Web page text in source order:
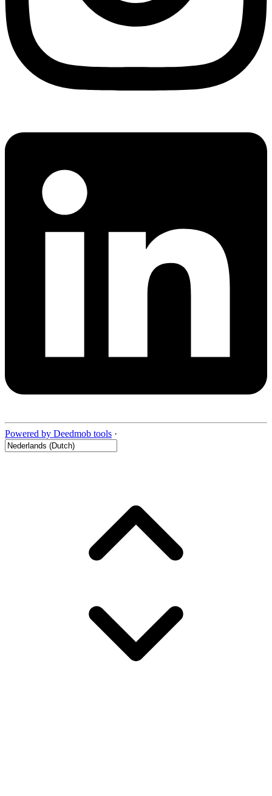
Powered by Deedmob tools ·